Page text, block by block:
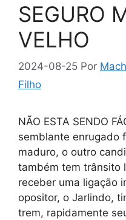
SEGURO
VELHO
2024-08-25 Por
Filho
NÃO ESTA SENDO
semblante enrugado
maduro, o outro
também tem trânsito
receber uma ligação
opositor, o Jarlindo,
trem, rapidamente